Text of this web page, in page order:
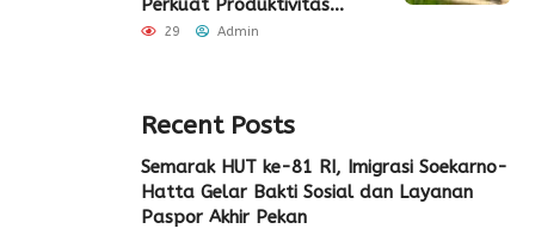
Pertanian di Lebak
29 Admin
Recent Posts
Semarak HUT ke-81 RI, Imigrasi Soekarno-
Hatta Gelar Bakti Sosial dan Layanan
Paspor Akhir Pekan